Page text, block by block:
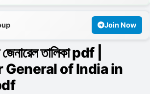
Join Now
তালিকা pdf |
General of India in